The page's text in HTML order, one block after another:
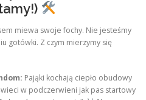
miewa swoje fochy. Nie jesteśmy
gotówki. Z czym mierzymy się
Pająki kochają ciepło obudowy
w podczerwieni jak pas startowy